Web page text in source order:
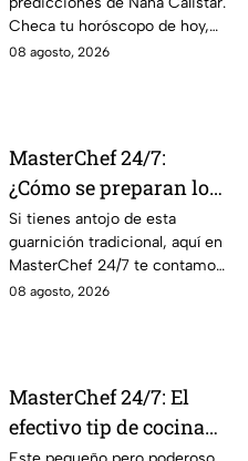
tendrán ingresos extra
Checa tu horóscopo de hoy,
domingo 9 de agosto, y
08 agosto, 2026
MasterChef 24/7:
¿Cómo se preparan los
frijoles puercos estilo
Sonora?
Si tienes antojo de esta
guarnición tradicional, aquí en
MasterChef 24/7 te contamos
la receta.
08 agosto, 2026
MasterChef 24/7: El
efectivo tip de cocina